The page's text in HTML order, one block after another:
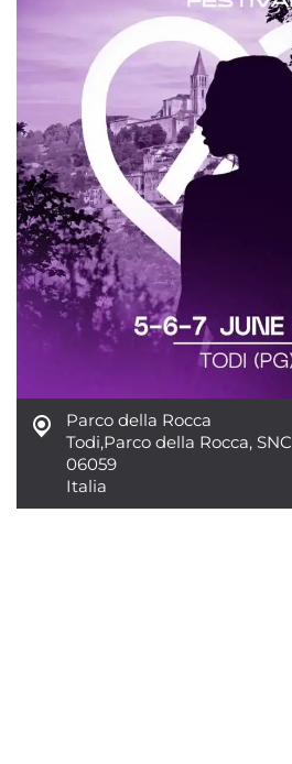
Parco della Rocca
Todi,Parco della Rocca, SNC
06059
Italia